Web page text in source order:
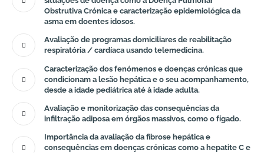
Obstrutiva Crónica e caracterização epidemiológica da
asma em doentes idosos.
Avaliação de programas domiciliares de reabilitação
respiratória / cardíaca usando telemedicina.
Caracterização dos fenómenos e doenças crónicas que
condicionam a lesão hepática e o seu acompanhamento,
desde a idade pediátrica até à idade adulta.
Avaliação e monitorização das consequências da
infiltração adiposa em órgãos massivos, como o fígado.
Importância da avaliação da fibrose hepática e
consequências em doenças crónicas como a hepatite C e